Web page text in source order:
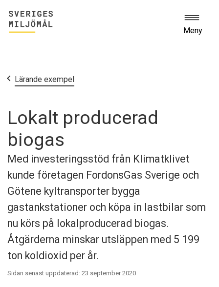
Meny
Start
Lärande exempel
Lokalt producerad
biogas
Med investeringsstöd från Klimatklivet
kunde företagen FordonsGas Sverige och
Götene kyltransporter bygga
gastankstationer och köpa in lastbilar som
nu körs på lokalproducerad biogas.
Åtgärderna minskar utsläppen med 5 199
ton koldioxid per år.
Sidan senast uppdaterad: 23 september 2020